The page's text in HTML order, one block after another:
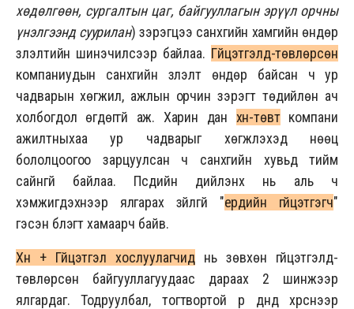
хөдөлгөөн, сургалтын цаг, байгууллагын эрүүл орчны
үнэлгээнд суурилан) зэрэгцээ санхүүгийн хамгийн өндөр
үзүүлэлтийн шинэчилсээр байлаа. Гүйцэтгэлд-төвлөрсөн
компаниудын санхүүгийн үзүүлэлт өндөр байсан ч ур
чадварын хөгжил, ажлын орчин зэрэгт төдийлөн ач
холбогдол өгдөггүй аж. Харин дан хүн-төвт компани
ажилтныхаа ур чадварыг хөгжүүлэхэд нөөц
бололцоогоо зарцуулсан ч санхүүгийн хувьд тийм
сайнгүй байлаа. Пүүсүүдийн дийлэнх нь аль ч
хэмжигдэхүүнээр ялгарах зүйлгүй "ердийн гүйцэтгэгч"
гэсэн бүлэгт хамаарч байв.
Хүн + Гүйцэтгэл хослуулагчид нь зөвхөн гүйцэтгэлд-
төвлөрсөн байгууллагуудаас дараах 2 шинжээр
ялгардаг. Тодруулбал, тогтвортой үр дүнд хүрснээр